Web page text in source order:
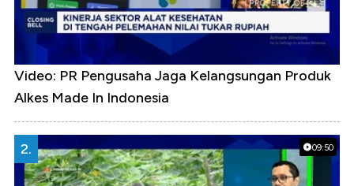
Video: PR Pengusaha Jaga Kelangsungan Produk
Alkes Made In Indonesia
09:50
2.